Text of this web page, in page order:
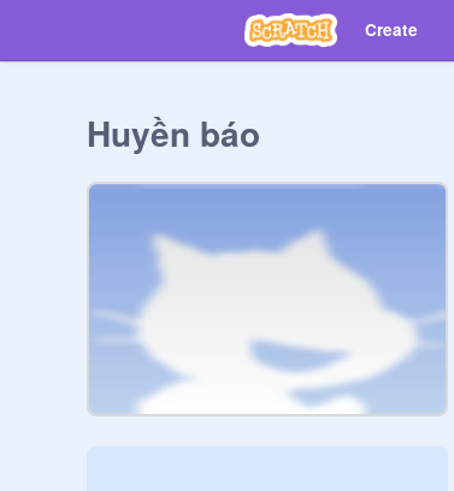
Create
Huyền báo